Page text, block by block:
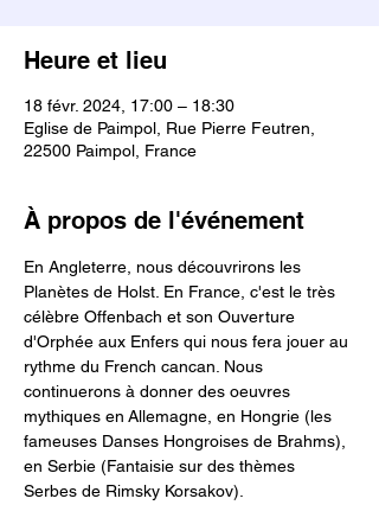
Heure et lieu
18 févr. 2024, 17:00 – 18:30
Eglise de Paimpol, Rue Pierre Feutren,
22500 Paimpol, France
À propos de l'événement
En Angleterre, nous découvrirons les
Planètes de Holst. En France, c'est le très
célèbre Offenbach et son Ouverture
d'Orphée aux Enfers qui nous fera jouer au
rythme du French cancan. Nous
continuerons à donner des oeuvres
mythiques en Allemagne, en Hongrie (les
fameuses Danses Hongroises de Brahms),
en Serbie (Fantaisie sur des thèmes
Serbes de Rimsky Korsakov).